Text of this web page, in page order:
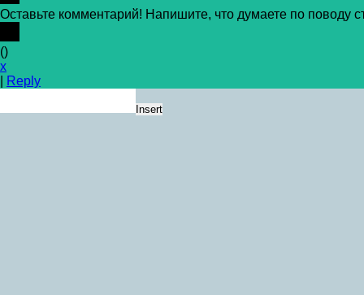
Оставьте комментарий! Напишите, что думаете по поводу
()
x
Reply
Insert